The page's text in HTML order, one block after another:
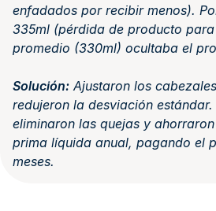
enfadados por recibir menos).
335ml (pérdida de producto
promedio (330ml) ocultaba el
Solución: Ajustaron los
redujeron la desviación estándar.
eliminaron las quejas y
prima líquida anual, pagando el
meses.